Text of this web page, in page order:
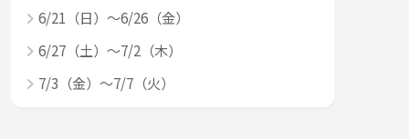
6/21（日）～6/26（金）
6/27（土）～7/2（木）
7/3（金）～7/7（火）